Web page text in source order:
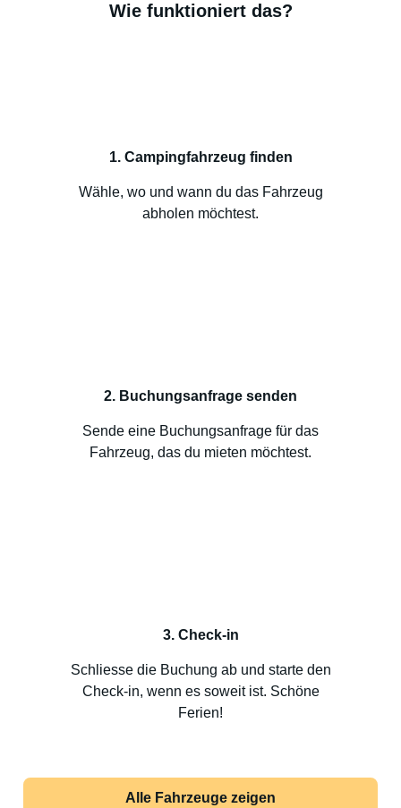
Wie funktioniert das?
1. Campingfahrzeug finden
Wähle, wo und wann du das Fahrzeug
abholen möchtest.
2. Buchungsanfrage senden
Sende eine Buchungsanfrage für das
Fahrzeug, das du mieten möchtest.
3. Check-in
Schliesse die Buchung ab und starte den
Check-in, wenn es soweit ist. Schöne
Ferien!
Alle Fahrzeuge zeigen